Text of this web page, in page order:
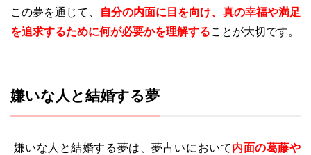
この夢を通じて、
自分の内面に目を向け、真の幸福や満足
を追求するために何が必要かを理解することが大切です。
嫌いな人と結婚する夢
嫌いな人と結婚する夢は、夢占いにおいて内面の葛藤や